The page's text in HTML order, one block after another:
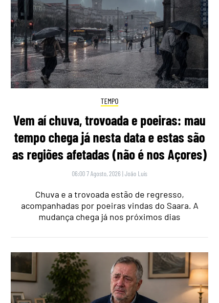
TEMPO
Vem aí chuva, trovoada e poeiras: mau
tempo chega já nesta data e estas são
as regiões afetadas (não é nos Açores)
06:00 7 Agosto, 2026 |João Luís
Chuva e a trovoada estão de regresso,
acompanhadas por poeiras vindas do Saara. A
mudança chega já nos próximos dias